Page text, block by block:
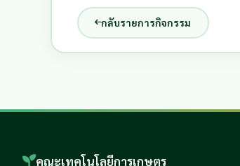
กลับรายการกิจกรรม
คณะเทคโนโลยีการเกษตร